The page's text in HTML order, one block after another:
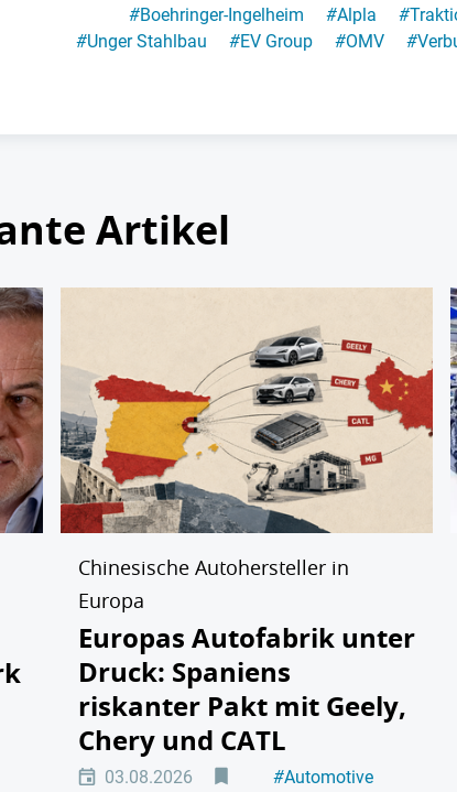
#Boehringer-Ingelheim #Alpla #
#Unger Stahlbau #EV Group #OMV #
Artikel
Chinesische Autohersteller in
Europa
Europas Autofabrik unter
Druck: Spaniens
riskanter Pakt mit Geely,
Chery und CATL
03.08.2026 #Automotive